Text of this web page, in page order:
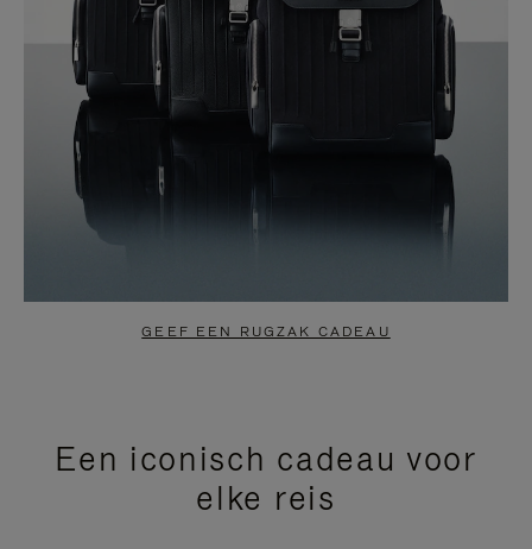
GEEF EEN RUGZAK CADEAU
Een iconisch cadeau voor
elke reis